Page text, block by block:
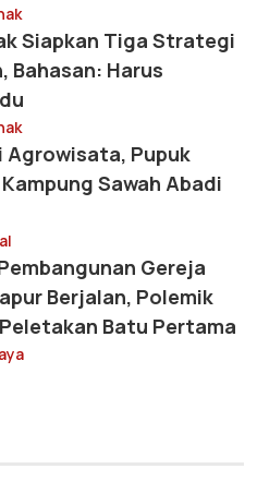
Siapkan Tiga Strategi
Bahasan: Harus
Agrowisata, Pupuk
Sawah Abadi
Gereja
Berjalan, Polemik
Batu Pertama